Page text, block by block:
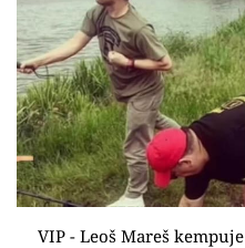
Sex a vztahy
Videa
Sledujte prima+
Přihlášení
VIP - Leoš Mareš kempuje